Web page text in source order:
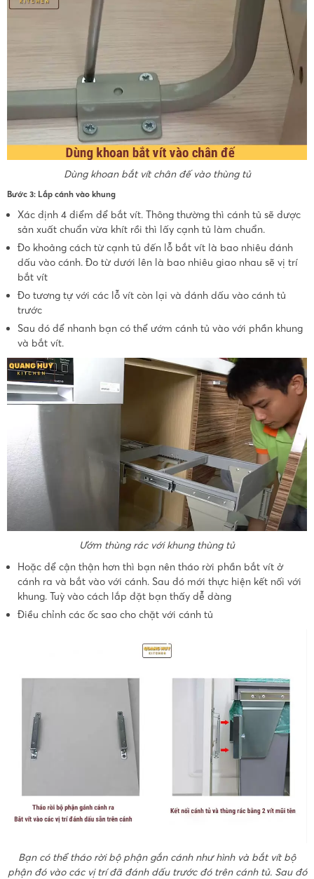
Dùng khoan bắt vít chân đế vào thùng tủ
Bước 3: Lắp cánh vào khung
Xác định 4 điểm để bắt vít. Thông thường thì cánh tủ sẽ được
sản xuất chuẩn vừa khít rồi thì lấy cạnh tủ làm chuẩn.
Đo khoảng cách từ cạnh tủ đến lỗ bắt vít là bao nhiêu đánh
dấu vào cánh. Đo từ dưới lên là bao nhiêu giao nhau sẽ vị trí
bắt vít
Đo tương tự với các lỗ vít còn lại và đánh dấu vào cánh tủ
trước
Sau đó để nhanh bạn có thể ướm cánh tủ vào với phần khung
và bắt vít.
Ướm thùng rác với khung thùng tủ
Hoặc để cận thận hơn thì bạn nên tháo rời phần bắt vít ở
cánh ra và bắt vào với cánh. Sau đó mới thực hiện kết nối với
khung. Tuỳ vào cách lắp đặt bạn thấy dễ dàng
Điều chỉnh các ốc sao cho chặt với cánh tủ
Bạn có thể tháo rời bộ phận gắn cánh như hình và bắt vít bộ
phận đó vào các vị trí đã đánh dấu trước đó trên cánh tủ. Sau đó